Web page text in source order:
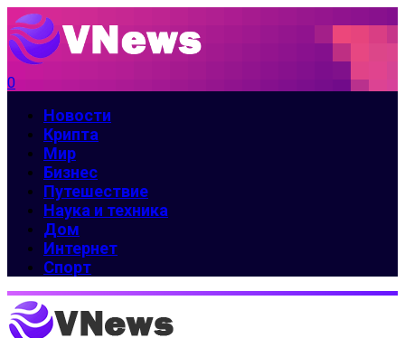
0
Новости
Крипта
Мир
Бизнес
Путешествие
Наука и техника
Дом
Интернет
Спорт